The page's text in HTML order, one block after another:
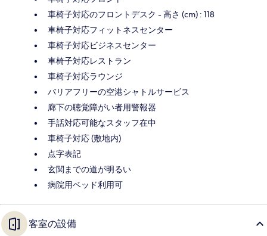
車椅子対応のフロントデスク - 高さ (cm) : 118
車椅子対応フィットネスセンター
車椅子対応ビジネスセンター
車椅子対応レストラン
車椅子対応ラウンジ
バリアフリーの空港シャトルサービス
廊下の聴覚障がい者用警報器
手話対応可能なスタッフ在中
車椅子対応 (敷地内)
点字表記
玄関までの道が明るい
病院用ベッド利用可
客室の設備